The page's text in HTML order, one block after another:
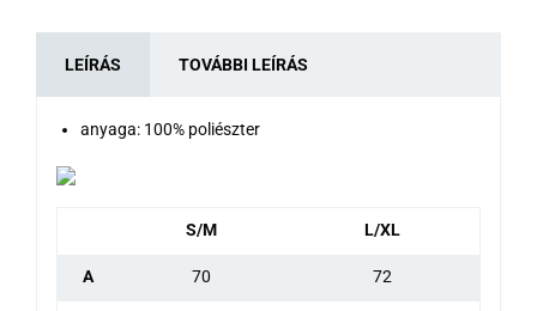
LEÍRÁS TOVÁBBI LEÍRÁS
anyaga: 100% poliészter
S/M L/XL
A 70 72